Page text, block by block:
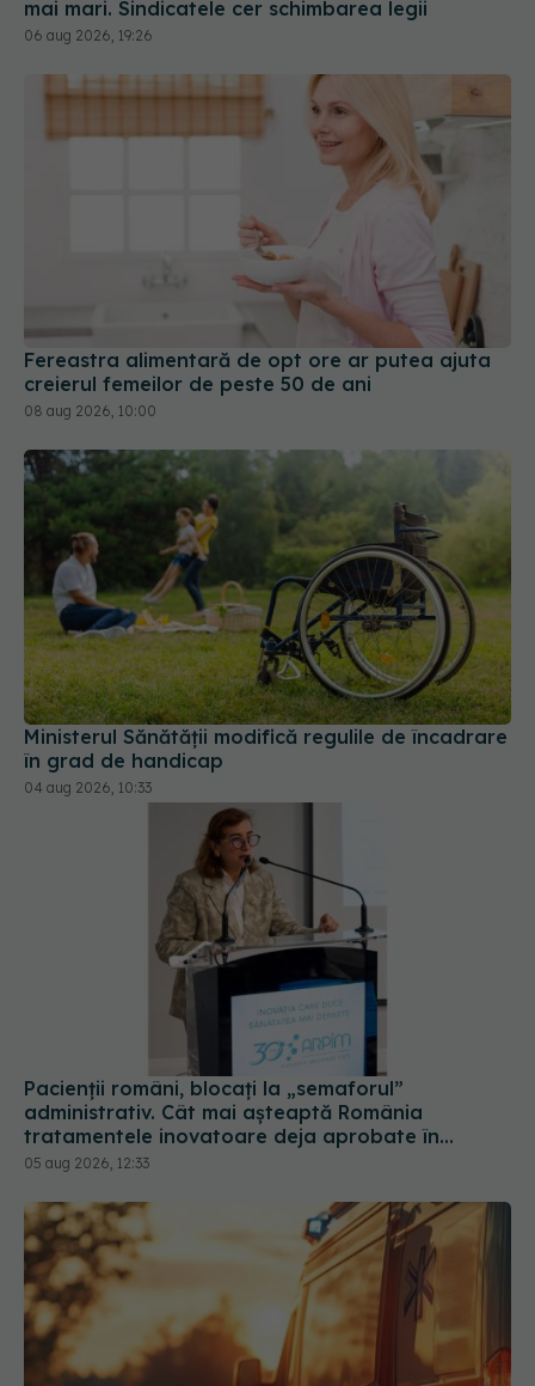
mai mari. Sindicatele cer schimbarea legii
06 aug 2026, 19:26
Fereastra alimentară de opt ore ar putea ajuta
creierul femeilor de peste 50 de ani
08 aug 2026, 10:00
Ministerul Sănătății modifică regulile de încadrare
în grad de handicap
04 aug 2026, 10:33
Pacienții români, blocați la „semaforul”
administrativ. Cât mai așteaptă România
tratamentele inovatoare deja aprobate în
Europa
05 aug 2026, 12:33